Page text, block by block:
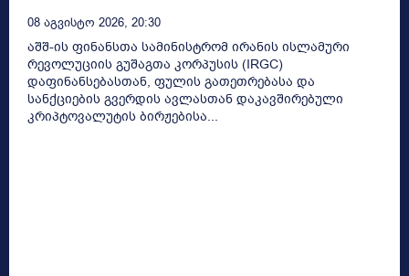
08 Აგვისტო 2026, 20:30
აშშ-ის ფინანსთა სამინისტრომ ირანის ისლამური
რევოლუციის გუშაგთა კორპუსის (IRGC)
დაფინანსებასთან, ფულის გათეთრებასა და
სანქციების გვერდის ავლასთან დაკავშირებული
კრიპტოვალუტის ბირჟებისა...